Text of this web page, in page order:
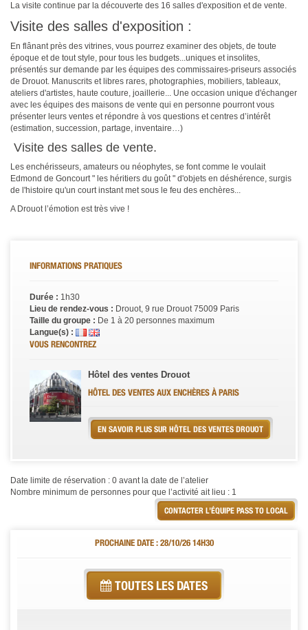
La visite continue par la découverte des 16 salles d'exposition et de vente.
Visite des salles d'exposition :
En flânant près des vitrines, vous pourrez examiner des objets, de toute
époque et de tout style, pour tous les budgets...uniques et insolites,
présentés sur demande par les équipes des commissaires-priseurs associés
de Drouot. Manuscrits et libres rares, photographies, mobiliers, tableaux,
ateliers d'artistes, haute couture, joaillerie... Une occasion unique d'échanger
avec les équipes des maisons de vente qui en personne pourront vous
présenter leurs ventes et répondre à vos questions et centres d’intérêt
(estimation, succession, partage, inventaire…)
Visite des salles de vente.
Les enchérisseurs, amateurs ou néophytes, se font comme le voulait
Edmond de Goncourt " les héritiers du goût " d'objets en déshérence, surgis
de l'histoire qu'un court instant met sous le feu des enchères...
A Drouot l’émotion est très vive !
INFORMATIONS PRATIQUES
Durée : 1h30
Lieu de rendez-vous : Drouot, 9 rue Drouot 75009 Paris
Taille du groupe : De 1 à 20 personnes maximum
Langue(s) :
VOUS RENCONTREZ
Hôtel des ventes Drouot
HÔTEL DES VENTES AUX ENCHÈRES À PARIS
EN SAVOIR PLUS SUR HÔTEL DES VENTES DROUOT
Date limite de réservation : 0 avant la date de l’atelier
Nombre minimum de personnes pour que l’activité ait lieu : 1
CONTACTER L’ÉQUIPE PASS TO LOCAL
PROCHAINE DATE : 28/10/26 14H30
TOUTES LES DATES